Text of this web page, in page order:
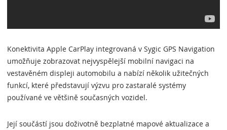
Konektivita Apple CarPlay integrovaná v Sygic GPS Navigation
umožňuje zobrazovat nejvyspělejší mobilní navigaci na
vestavěném displeji automobilu a nabízí několik užitečných
funkcí, které představují výzvu pro zastaralé systémy
používané ve většině současných vozidel.
Její součástí jsou doživotně bezplatné mapové aktualizace a